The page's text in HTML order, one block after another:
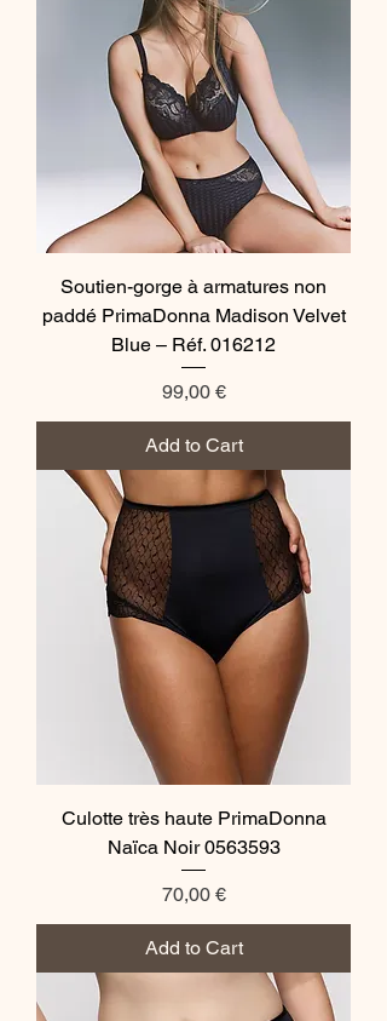
Soutien-gorge à armatures non
paddé PrimaDonna Madison Velvet
Blue – Réf. 016212
Price
99,00 €
Add to Cart
Culotte très haute PrimaDonna
Naïca Noir 0563593
Price
70,00 €
Add to Cart